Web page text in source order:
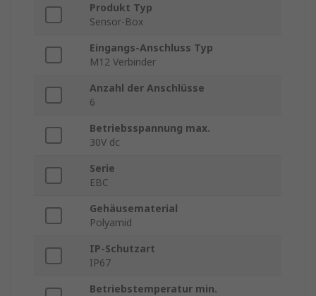
Produkt Typ
Sensor-Box
Eingangs-Anschluss Typ
M12 Verbinder
Anzahl der Anschlüsse
6
Betriebsspannung max.
30V dc
Serie
EBC
Gehäusematerial
Polyamid
IP-Schutzart
IP67
Betriebstemperatur min.